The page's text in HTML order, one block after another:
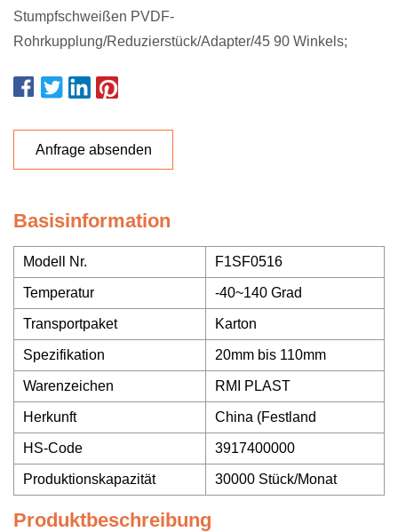
Stumpfschweißen PVDF-
Rohrkupplung/Reduzierstück/Adapter/45 90 Winkels;
Anfrage absenden
Basisinformation
Modell Nr. F1SF0516
Temperatur -40~140 Grad
Transportpaket Karton
Spezifikation 20mm bis 110mm
Warenzeichen RMI PLAST
Herkunft China (Festland
HS-Code 3917400000
Produktionskapazität 30000 Stück/Monat
Produktbeschreibung